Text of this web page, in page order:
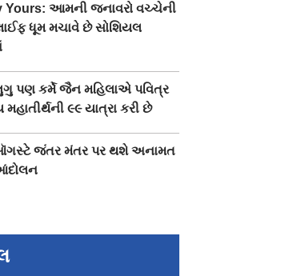
Yours: આમની જનાવરો વચ્ચેની
ધૂમ મચાવે છે સોશિયલ
પણ કર્મે જૈન મહિલાએ પવિત્ર
૯૯ યાત્રા કરી છે
જંતર મંતર પર થશે અનામત